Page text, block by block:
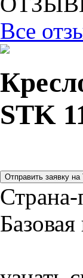
Все
STK
Страна-
Базовая